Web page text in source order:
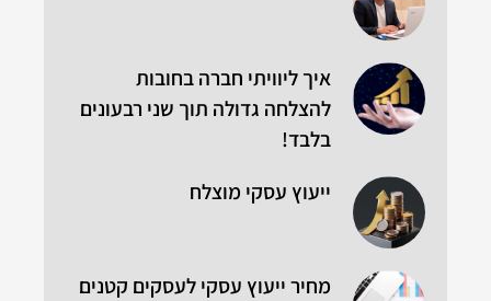
איך ליוויתי חברה בחובות
להצלחה גדולה תוך שני רבעונים
בלבד!
ייעוץ עסקי מוצלח
מחיר ייעוץ עסקי לעסקים קטנים